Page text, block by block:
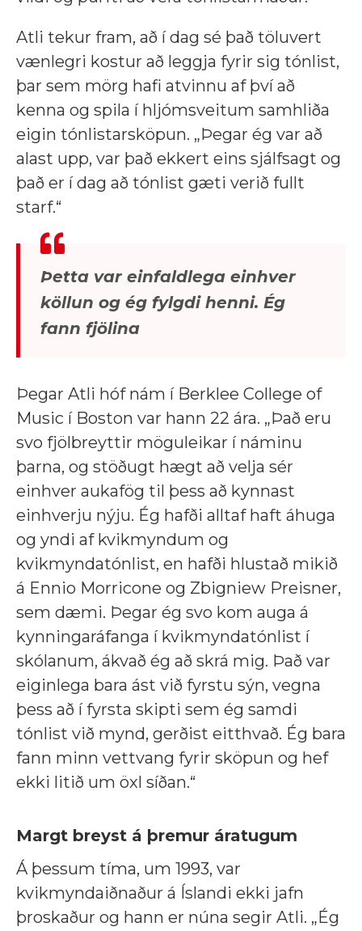
Atli tekur fram, að í dag sé það töluvert
vænlegri kostur að leggja fyrir sig tónlist,
þar sem mörg hafi atvinnu af því að
kenna og spila í hljómsveitum samhliða
eigin tónlistarsköpun. „Þegar ég var að
alast upp, var það ekkert eins sjálfsagt og
það er í dag að tónlist gæti verið fullt
starf.“
Þetta var einfaldlega einhver
köllun og ég fylgdi henni. Ég
fann fjölina
Þegar Atli hóf nám í Berklee College of
Music í Boston var hann 22 ára. „Það eru
svo fjölbreyttir möguleikar í náminu
þarna, og stöðugt hægt að velja sér
einhver aukafög til þess að kynnast
einhverju nýju. Ég hafði alltaf haft áhuga
og yndi af kvikmyndum og
kvikmyndatónlist, en hafði hlustað mikið
á Ennio Morricone og Zbigniew Preisner,
sem dæmi. Þegar ég svo kom auga á
kynningaráfanga í kvikmyndatónlist í
skólanum, ákvað ég að skrá mig. Það var
eiginlega bara ást við fyrstu sýn, vegna
þess að í fyrsta skipti sem ég samdi
tónlist við mynd, gerðist eitthvað. Ég bara
fann minn vettvang fyrir sköpun og hef
ekki litið um öxl síðan.“
Margt breyst á þremur áratugum
Á þessum tíma, um 1993, var
kvikmyndaiðnaður á Íslandi ekki jafn
þroskaður og hann er núna segir Atli. „Ég